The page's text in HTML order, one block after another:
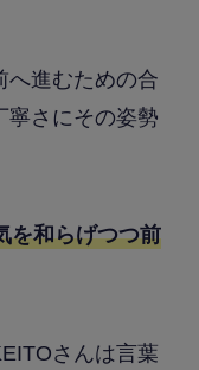
へ進むための合
寧さにその姿勢
を和らげつつ前
さんは言葉